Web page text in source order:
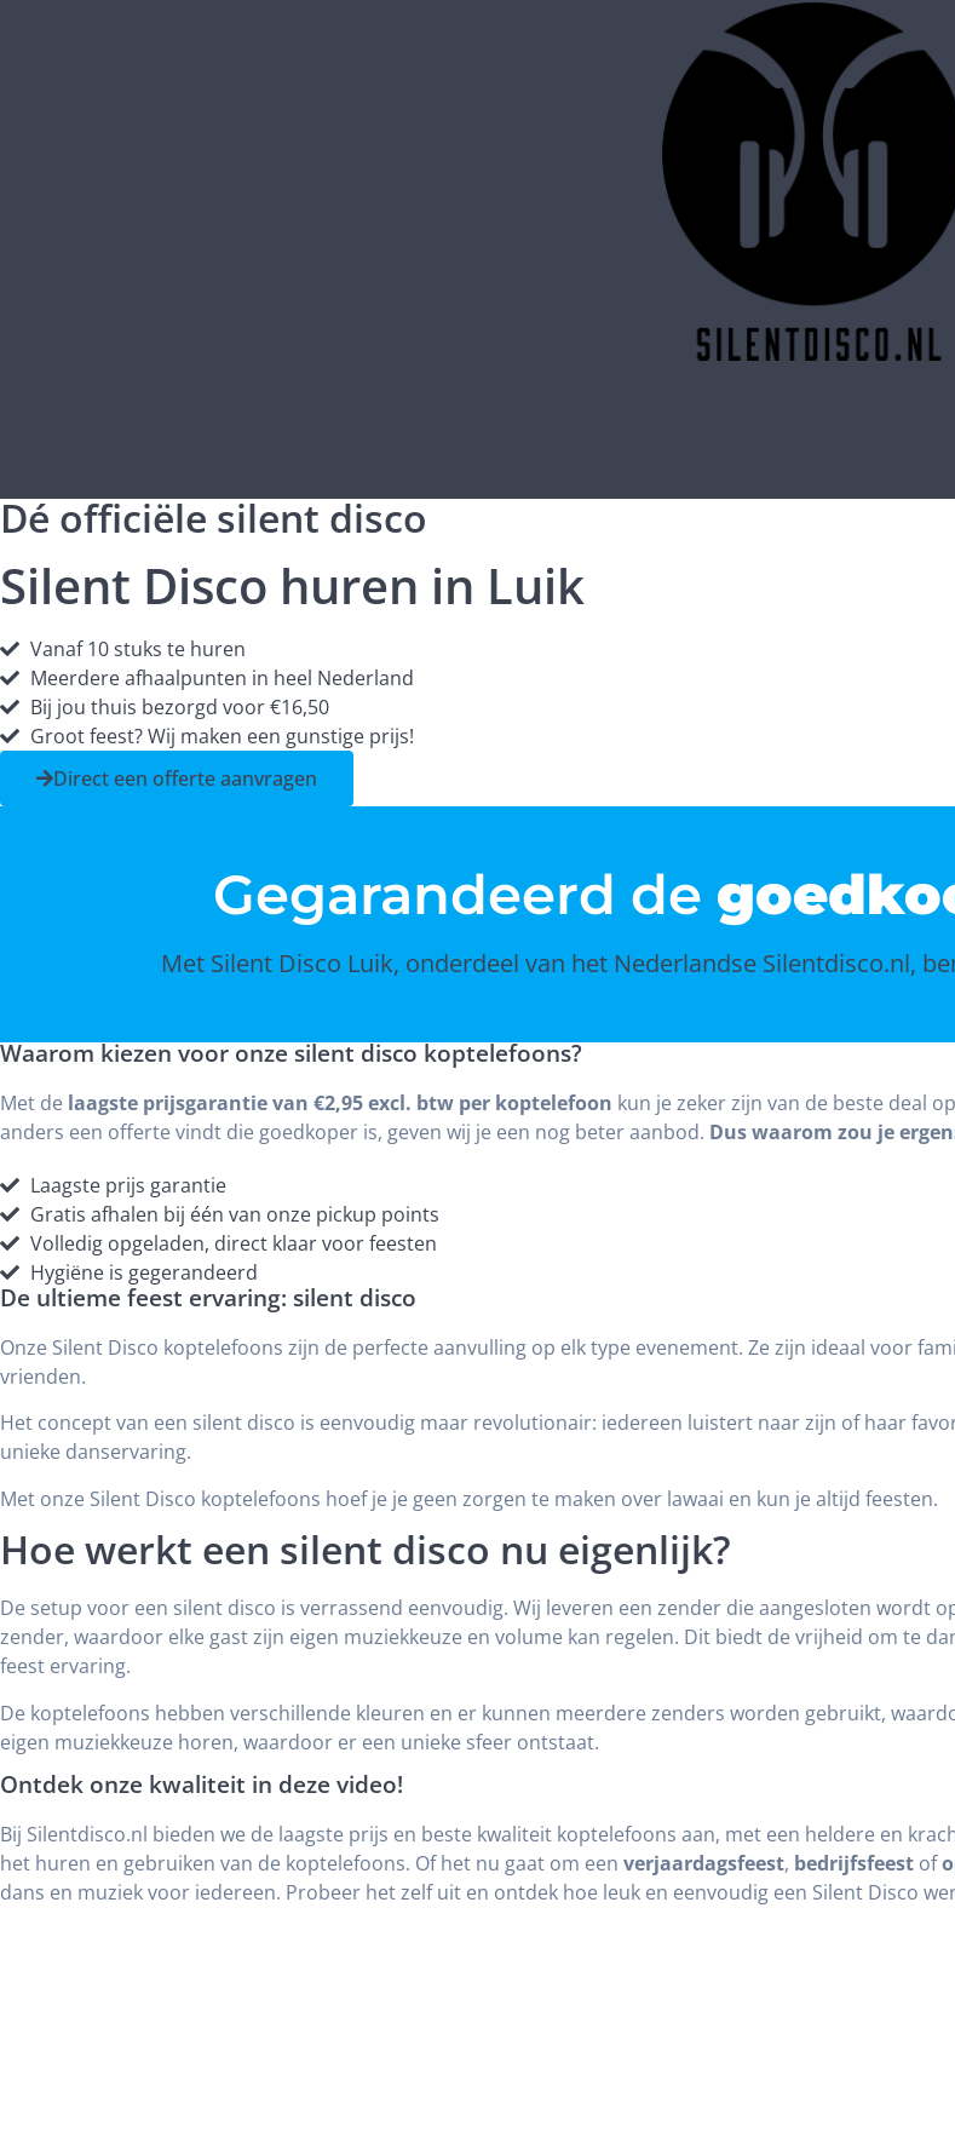
Dé officiële silent disco
Silent Disco huren in Luik
Vanaf 10 stuks te huren
Meerdere afhaalpunten in heel Nederland
Bij jou thuis bezorgd voor €16,50
Groot feest? Wij maken een gunstige prijs!
Direct een offerte aanvragen
Gegarandeerd de
Met Silent Disco Luik, onderdeel van het Nederlandse Silentdisco.nl,
Waarom kiezen voor onze silent disco koptelefoons?
Met de laagste prijsgarantie van €2,95 excl. btw per koptelefoon kun je zeker zijn van de beste deal
anders een offerte vindt die goedkoper is, geven wij je een nog beter aanbod. Dus waarom zou je
Laagste prijs garantie
Gratis afhalen bij één van onze pickup points
Volledig opgeladen, direct klaar voor feesten
Hygiëne is gegerandeerd
De ultieme feest ervaring: silent disco
Onze Silent Disco koptelefoons zijn de perfecte aanvulling op elk type evenement. Ze zijn ideaal voor
vrienden.
Het concept van een silent disco is eenvoudig maar revolutionair: iedereen luistert naar zijn of haar
unieke danservaring.
Met onze Silent Disco koptelefoons hoef je je geen zorgen te maken over lawaai en kun je altijd feesten.
Hoe werkt een silent disco nu eigenlijk?
De setup voor een silent disco is verrassend eenvoudig. Wij leveren een zender die aangesloten wordt
zender, waardoor elke gast zijn eigen muziekkeuze en volume kan regelen. Dit biedt de vrijheid om te
feest ervaring.
De koptelefoons hebben verschillende kleuren en er kunnen meerdere zenders worden gebruikt,
eigen muziekkeuze horen, waardoor er een unieke sfeer ontstaat.
Ontdek onze kwaliteit in deze video!
Bij Silentdisco.nl bieden we de laagste prijs en beste kwaliteit koptelefoons aan, met een heldere en
het huren en gebruiken van de koptelefoons. Of het nu gaat om een verjaardagsfeest, bedrijfsfeest of
dans en muziek voor iedereen. Probeer het zelf uit en ontdek hoe leuk en eenvoudig een Silent Disco